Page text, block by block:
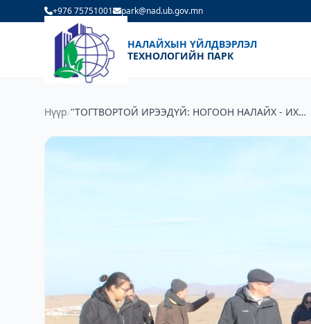
+976 75751001 park@nad.ub.gov.mn
НАЛАЙХЫН ҮЙЛДВЭРЛЭЛ
ТЕХНОЛОГИЙН ПАРК
Нүүр/"ТОГТВОРТОЙ ИРЭЭДҮЙ: НОГООН НАЛАЙХ - ИХ
ЗОХИОН БАЙГУУЛАГДЛАА.